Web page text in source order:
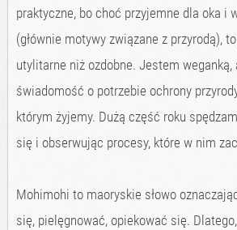
praktyczne, bo choć przyjemne dla oka i
(głównie motywy związane z przyrodą),
utylitarne niż ozdobne. Jestem weganką,
świadomość o potrzebie ochrony
którym żyjemy. Dużą część roku
się i obserwując procesy, które w nim
Mohimohi to maoryskie słowo
się, pielęgnować, opiekować się.